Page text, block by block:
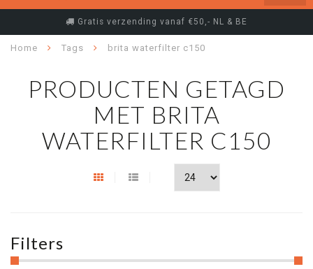
Gratis verzending vanaf €50,- NL & BE
Home Tags brita waterfilter c150
PRODUCTEN GETAGD
MET BRITA
WATERFILTER C150
Filters